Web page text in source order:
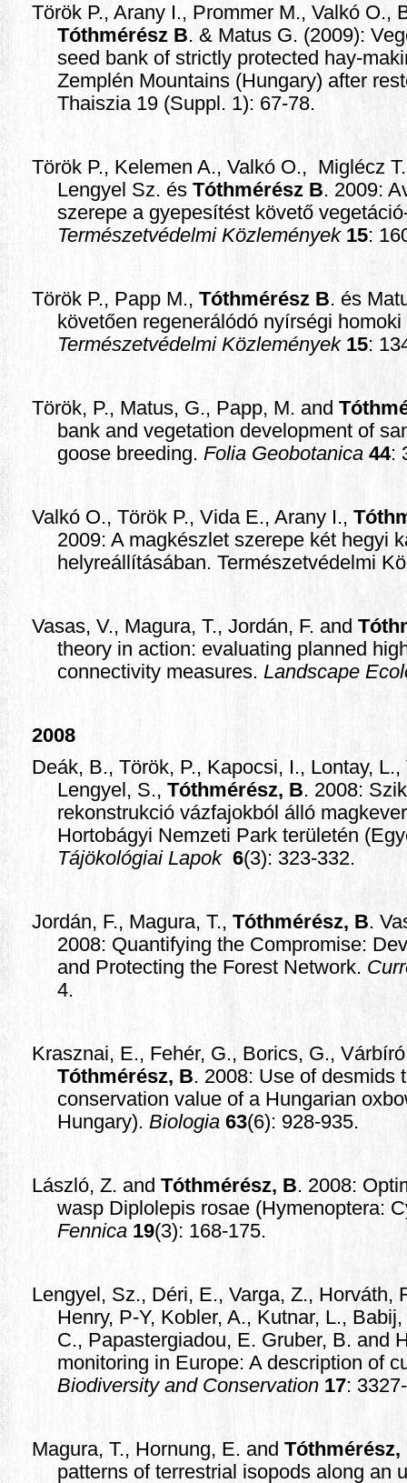
Török P., Arany I., Prommer M., Valkó O.,
Tóthmérész B. & Matus G. (2009):
seed bank of strictly protected hay-
Zemplén Mountains (Hungary) after
Thaiszia 19 (Suppl. 1): 67-78.
Török P., Kelemen A., Valkó O., Miglécz
Lengyel Sz. ésTóthmérész B. 2009:
szerepe a gyepesítést követő
Természetvédelmi Közlemények 15:
Török P., Papp M., Tóthmérész B. és
követően regenerálódó nyírségi
Természetvédelmi Közlemények 15:
Török, P., Matus, G., Papp, M. and
bank and vegetation development of
goose breeding.Folia Geobotanica 44:
Valkó O., Török P., Vida E., Arany I.,
2009: A magkészlet szerepe két hegyi
helyreállításában. Természetvédelmi
Vasas, V., Magura, T., Jordán, F. and
theory in action: evaluating planned
connectivity measures.Landscape
2008
Deák, B., Török, P., Kapocsi, I., Lontay,
Lengyel, S.,Tóthmérész, B. 2008:
rekonstrukció vázfajokból álló
Hortobágyi Nemzeti Park területén
Tájökológiai Lapok 6(3): 323-332.
Jordán, F., Magura, T., Tóthmérész, B.
2008: Quantifying the Compromise:
and Protecting the Forest Network.
4.
Krasznai, E., Fehér, G., Borics, G.,
Tóthmérész, B. 2008: Use of desmids
conservation value of a Hungarian
Hungary).Biologia 63(6): 928-935.
László, Z. and Tóthmérész, B. 2008:
wasp Diplolepis rosae (Hymenoptera:
Fennica 19(3): 168-175.
Lengyel, Sz., Déri, E., Varga, Z., Horváth,
Henry, P-Y, Kobler, A., Kutnar, L.,
C., Papastergiadou, E. Gruber, B. and
monitoring in Europe: A description of
Biodiversity and Conservation 17:
Magura, T., Hornung, E. and Tóthmérész,
patterns of terrestrial isopods along an